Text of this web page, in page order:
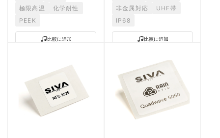
極限高温
化学耐性
PEEK
比較に追加
非金属対応
UHF帯
IP68
比較に追加